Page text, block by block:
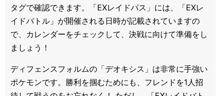
タグで確認できます。「EXレイドパス」には、「EXレ
イドバトル」が開催される日時が記載されていますの
で、カレンダーをチェックして、決戦に向けて準備をし
ましょう！
ディフェンスフォルムの「デオキシス」は非常に手強い
ポケモンです。勝利を掴むためにも、フレンドを1人招